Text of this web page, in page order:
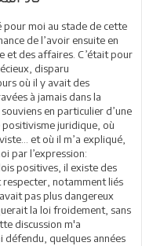
pour moi au stade de cette
de l’avoir ensuite en
et des affaires. C’était pour
disparu
où il y avait des
à jamais dans la
en particulier d’une
positivisme juridique, où
et où il m’a expliqué,
par l’expression:
lois positives, il existe des
notamment liés
pas plus dangereux
la loi froidement, sans
discussion m'a
quelques années